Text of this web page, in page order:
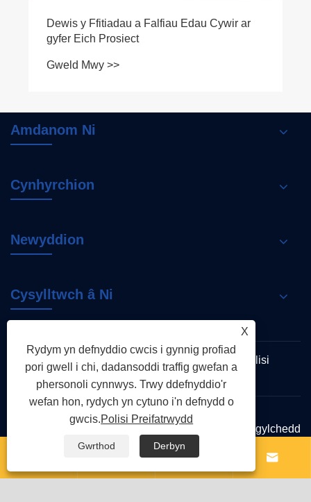
Dewis y Ffitiadau a Falfiau Edau Cywir ar
gyfer Eich Prosiect
Gweld Mwy >>
Amdanom Ni
Cynhyrchion
Newyddion
Cysylltwch â Ni
Links Sitemap RSS XML
Polisi
Preifatrwydd
Hawlfraint © 2026 Zhejiang Shenchi Diogelu'r Amgylchedd
Technology Co, Ltd Cedwir Pob Hawl
 
X
Rydym yn defnyddio cwcis i gynnig profiad
pori gwell i chi, dadansoddi traffig gwefan a
phersonoli cynnwys. Trwy ddefnyddio'r
wefan hon, rydych yn cytuno i'n defnydd o
gwcis.Polisi Preifatrwydd
Gwrthod Derbyn